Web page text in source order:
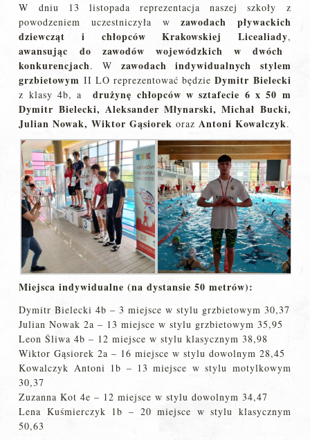
W dniu 13 listopada reprezentacja naszej szkoły z
powodzeniem uczestniczyła wzawodach pływackich
dziewcząt i chłopców Krakowskiej Licealiady,
awansując do zawodów wojewódzkich w dwóch
konkurencjach. W zawodach indywidualnych stylem
grzbietowym II LO reprezentować będzieDymitr Bielecki
z klasy 4b, adrużynę chłopców w sztafecie 6 x 50 m
Dymitr Bielecki, Aleksander Młynarski, Michał Bucki,
Julian Nowak, Wiktor Gąsiorekoraz Antoni Kowalczyk.
Miejsca indywidualne (na dystansie 50 metrów):
Dymitr Bielecki 4b – 3 miejsce w stylu grzbietowym 30,37
Julian Nowak 2a – 13 miejsce w stylu grzbietowym 35,95
Leon Śliwa 4b – 12 miejsce w stylu klasycznym 38,98
Wiktor Gąsiorek 2a – 16 miejsce w stylu dowolnym 28,45
Kowalczyk Antoni 1b – 13 miejsce w stylu motylkowym
30,37
Zuzanna Kot 4e – 12 miejsce w stylu dowolnym 34,47
Lena Kuśmierczyk 1b – 20 miejsce w stylu klasycznym
50,63